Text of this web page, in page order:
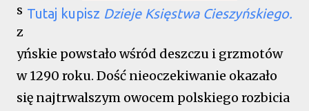
Tutaj kupisz Dzieje Księstwa Cieszyńskiego.
s
z
yńskie powstało wśród deszczu i grzmotów
w 1290 roku. Dość nieoczekiwanie okazało
się najtrwalszym owocem polskiego rozbicia